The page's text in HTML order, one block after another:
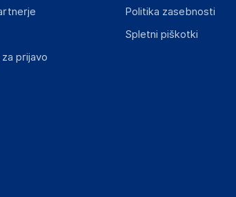
prijavo
Politika zasebnosti
Spletni piškotki